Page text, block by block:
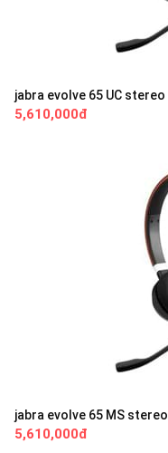
jabra evolve 65 UC stereo
5,610,000đ
jabra evolve 65 MS stereo
5,610,000đ